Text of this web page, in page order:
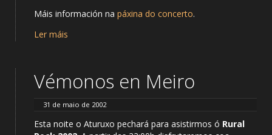
Máis información na páxina do concerto.
Ler máis
Vémonos en Meiro
31 de maio de 2002
Esta noite o Aturuxo pechará para asistirmos ó Rural